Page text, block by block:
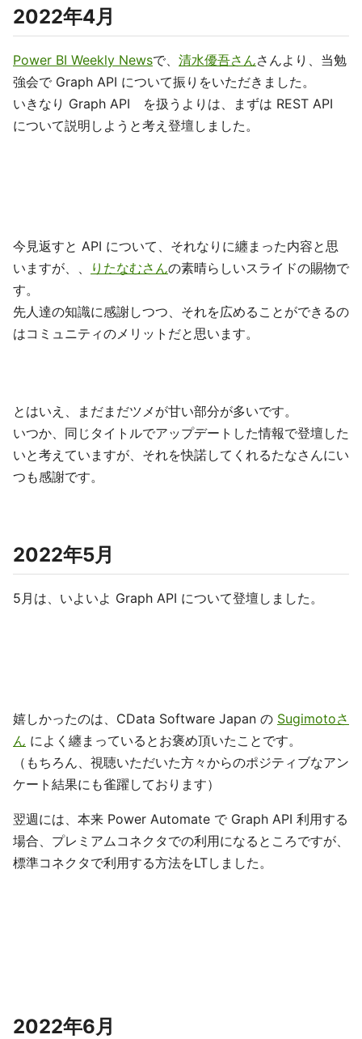
2022年4月
Power BI Weekly Newsで、 清水優吾さんさんより、当勉
強会で Graph API について振りをいただきました。
いきなり Graph API を扱うよりは、まずは REST API
について説明しようと考え登壇しました。
今見返すと API について、それなりに纏まった内容と思
いますが、、
りたなむさんの素晴らしいスライドの賜物で
す。
先人達の知識に感謝しつつ、それを広めることができるの
はコミュニティのメリットだと思います。
とはいえ、まだまだツメが甘い部分が多いです。
いつか、同じタイトルでアップデートした情報で登壇した
いと考えていますが、それを快諾してくれるたなさんにい
つも感謝です。
2022年5月
5月は、いよいよ Graph API について登壇しました。
嬉しかったのは、CData Software Japan の Sugimotoさ
ん によく纏まっているとお褒め頂いたことです。
（もちろん、視聴いただいた方々からのポジティブなアン
ケート結果にも雀躍しております）
翌週には、本来 Power Automate で Graph API 利用する
場合、プレミアムコネクタでの利用になるところですが、
標準コネクタで利用する方法をLTしました。
2022年6月